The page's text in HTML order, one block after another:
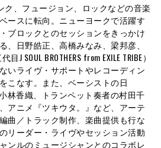
ク、フュージョン、ロックなどの音楽
ースに転向。ニューヨークで活躍す
ブロックとのセッションをきっかけ
、日野皓正、高橋みなみ、梁邦彦、
J SOUL BROTHERS from EXILE TRIBE）
いライヴ・サポートやレコーディン
こなす。また、ベーシストの日
林香織、トランペット奏者の村田千
アニメ『ツキウタ。』など、アーテ
曲／トラック制作、楽曲提供も行な
リーダー・ライヴやセッション活動
ンルのミュージシャンとのコラボレ